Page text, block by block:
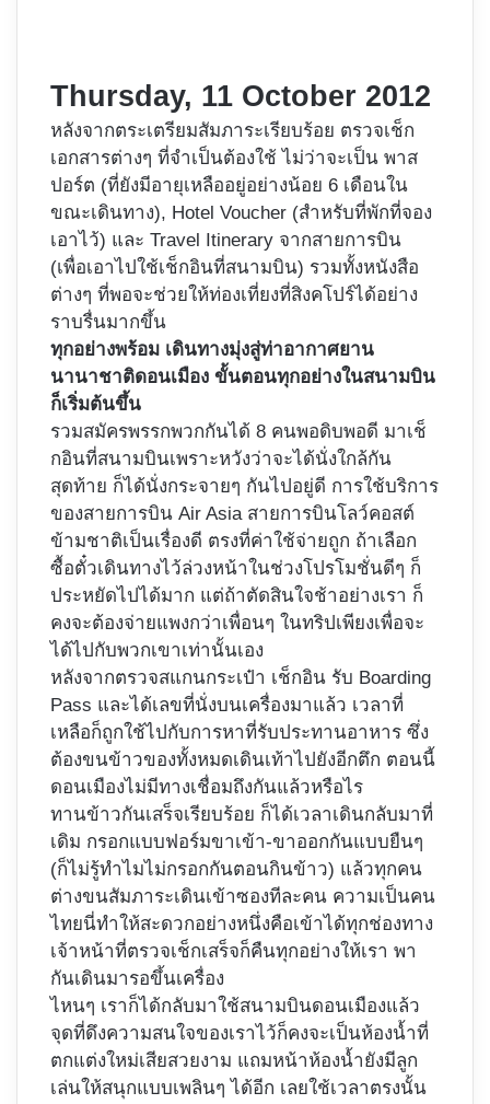
Thursday, 11 October 2012
หลังจากตระเตรียมสัมภาระเรียบร้อย ตรวจเช็ก
เอกสารต่างๆ ที่จำเป็นต้องใช้ ไม่ว่าจะเป็น พาส
ปอร์ต (ที่ยังมีอายุเหลืออยู่อย่างน้อย 6 เดือนใน
ขณะเดินทาง), Hotel Voucher (สำหรับที่พักที่จอง
เอาไว้) และ Travel Itinerary จากสายการบิน
(เพื่อเอาไปใช้เช็กอินที่สนามบิน) รวมทั้งหนังสือ
ต่างๆ ที่พอจะช่วยให้ท่องเที่ยงที่สิงคโปร์ได้อย่าง
ราบรื่นมากขึ้น
ทุกอย่างพร้อม เดินทางมุ่งสู่ท่าอากาศยาน
นานาชาติดอนเมือง ขั้นตอนทุกอย่างในสนามบิน
ก็เริ่มต้นขึ้น
รวมสมัครพรรกพวกกันได้ 8 คนพอดิบพอดี มาเช็
กอินที่สนามบินเพราะหวังว่าจะได้นั่งใกล้กัน
สุดท้าย ก็ได้นั่งกระจายๆ กันไปอยู่ดี การใช้บริการ
ของสายการบิน Air Asia สายการบินโลว์คอสต์
ข้ามชาติเป็นเรื่องดี ตรงที่ค่าใช้จ่ายถูก ถ้าเลือก
ซื้อตั๋วเดินทางไว้ล่วงหน้าในช่วงโปรโมชั่นดีๆ ก็
ประหยัดไปได้มาก แต่ถ้าตัดสินใจช้าอย่างเรา ก็
คงจะต้องจ่ายแพงกว่าเพื่อนๆ ในทริปเพียงเพื่อจะ
ได้ไปกับพวกเขาเท่านั้นเอง
หลังจากตรวจสแกนกระเป๋า เช็กอิน รับ Boarding
Pass และได้เลขที่นั่งบนเครื่องมาแล้ว เวลาที่
เหลือก็ถูกใช้ไปกับการหาที่รับประทานอาหาร ซึ่ง
ต้องขนข้าวของทั้งหมดเดินเท้าไปยังอีกตึก ตอนนี้
ดอนเมืองไม่มีทางเชื่อมถึงกันแล้วหรือไร
ทานข้าวกันเสร็จเรียบร้อย ก็ได้เวลาเดินกลับมาที่
เดิม กรอกแบบฟอร์มขาเข้า-ขาออกกันแบบยืนๆ
(ก็ไม่รู้ทำไมไม่กรอกกันตอนกินข้าว) แล้วทุกคน
ต่างขนสัมภาระเดินเข้าซองทีละคน ความเป็นคน
ไทยนี่ทำให้สะดวกอย่างหนึ่งคือเข้าได้ทุกช่องทาง
เจ้าหน้าที่ตรวจเช็กเสร็จก็คืนทุกอย่างให้เรา พา
กันเดินมารอขึ้นเครื่อง
ไหนๆ เราก็ได้กลับมาใช้สนามบินดอนเมืองแล้ว
จุดที่ดึงความสนใจของเราไว้ก็คงจะเป็นห้องน้ำที่
ตกแต่งใหม่เสียสวยงาม แถมหน้าห้องน้ำยังมีลูก
เล่นให้สนุกแบบเพลินๆ ได้อีก เลยใช้เวลาตรงนั้น